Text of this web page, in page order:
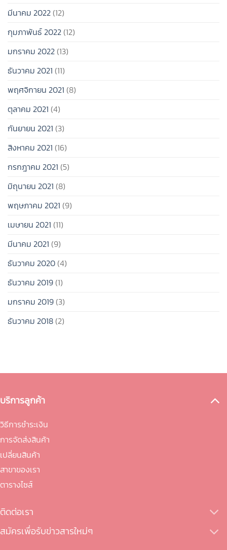
มีนาคม 2022(12)
กุมภาพันธ์ 2022(12)
มกราคม 2022(13)
ธันวาคม 2021 (11)
พฤศจิกายน 2021 (8)
ตุลาคม 2021 (4)
กันยายน 2021 (3)
สิงหาคม 2021 (16)
กรกฎาคม 2021 (5)
มิถุนายน 2021 (8)
พฤษภาคม 2021 (9)
เมษายน 2021 (11)
มีนาคม 2021 (9)
ธันวาคม 2020(4)
ธันวาคม 2019(1)
มกราคม 2019(3)
ธันวาคม 2018(2)
บริการลูกค้า
วิธีการชำระเงิน
การจัดส่งสินค้า
เปลี่ยนสินค้า
สาขาของเรา
ตารางไซส์
ติดต่อเรา
สมัครเพื่อรับข่าวสารใหม่ๆ